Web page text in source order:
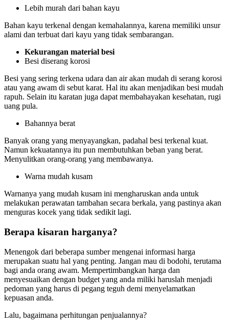
Lebih murah dari bahan kayu
Bahan kayu terkenal dengan kemahalannya, karena memiliki unsur
alami dan terbuat dari kayu yang tidak sembarangan.
Kekurangan material besi
Besi diserang korosi
Besi yang sering terkena udara dan air akan mudah di serang korosi
atau yang awam di sebut karat. Hal itu akan menjadikan besi mudah
rapuh. Selain itu karatan juga dapat membahayakan kesehatan, rugi
uang pula.
Bahannya berat
Banyak orang yang menyayangkan, padahal besi terkenal kuat.
Namun kekuatannya itu pun membutuhkan beban yang berat.
Menyulitkan orang-orang yang membawanya.
Warna mudah kusam
Warnanya yang mudah kusam ini mengharuskan anda untuk
melakukan perawatan tambahan secara berkala, yang pastinya akan
menguras kocek yang tidak sedikit lagi.
Berapa kisaran harganya?
Menengok dari beberapa sumber mengenai informasi harga
merupakan suatu hal yang penting. Jangan mau di bodohi, terutama
bagi anda orang awam. Mempertimbangkan harga dan
menyesuaikan dengan budget yang anda miliki haruslah menjadi
pedoman yang harus di pegang teguh demi menyelamatkan
kepuasan anda.
Lalu, bagaimana perhitungan penjualannya?